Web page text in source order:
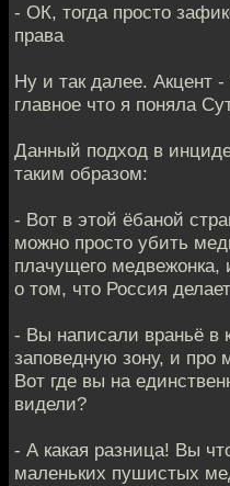
- ОК, тогда просто
права
Ну и так далее. Акцент
главное что я поняла
Данный подход в
таким образом:
- Вот в этой ёбаной
можно просто убить
плачущего медвежонка,
о том, что Россия
- Вы написали враньё в
заповедную зону, и про
Вот где вы на
видели?
- А какая разница! Вы
маленьких пушистых